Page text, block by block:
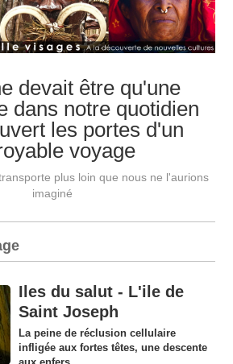
devait être qu'une
dans notre quotidien
les portes d'un
voyage
plus loin que nous ne l'aurions
imaginé
Iles du salut - L'ile de
Saint Joseph
La peine de réclusion cellulaire
infligée aux fortes têtes, une descente